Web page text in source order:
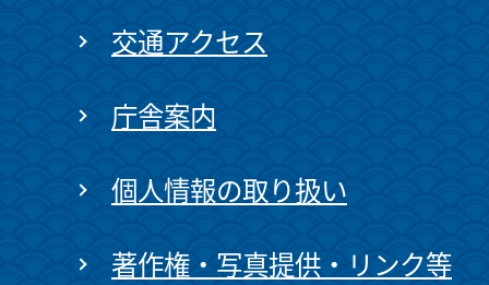
交通アクセス
庁舎案内
個人情報の取り扱い
著作権・写真提供・リンク等